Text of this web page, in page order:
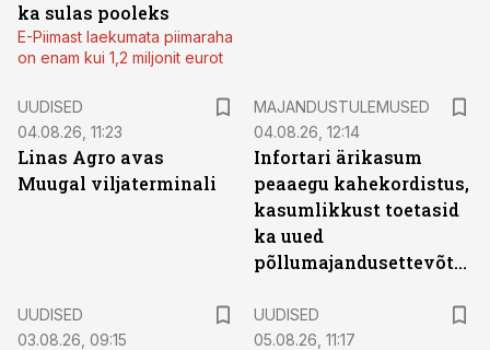
ka sulas pooleks
E-Piimast laekumata piimaraha
on enam kui 1,2 miljonit eurot
UUDISED
04.08.26, 11:23
Linas Agro avas
Muugal viljaterminali
MAJANDUSTULEMUSED
04.08.26, 12:14
Infortari ärikasum
peaaegu kahekordistus,
kasumlikkust toetasid
ka uued
põllumajandusettevõtted
UUDISED
03.08.26, 09:15
UUDISED
05.08.26, 11:17